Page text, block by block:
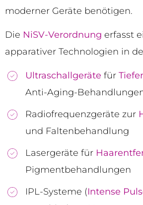
moderner Geräte benötigen.
Die NiSV-Verordnung erfasst
apparativer Technologien in
Ultraschallgeräte für
Anti-Aging-
Radiofrequenzgeräte zur
und Faltenbehandlung
Lasergeräte für
Pigmentbehandlungen
IPL-Systeme (Intense